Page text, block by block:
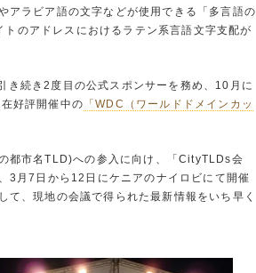
アラビア語の文字などが使用できる「多言語の
のアドレスにおけるラテン系言語文字支配が
き続き2度目の公式スポンサーを務め、10月に
好評開催中の 「WDC（ワールドドメインカッ
都市名TLD)への参入に向け、「CityTLDs会
3月7日から12日にケニアのナイロビにて開催
、現地の会議で得られた最新情報をいち早く